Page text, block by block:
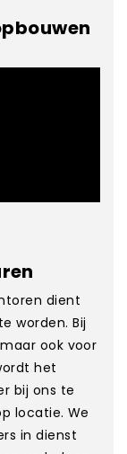
dient
worden. Bij
ook voor
het
bij ons te
locatie. We
in dienst